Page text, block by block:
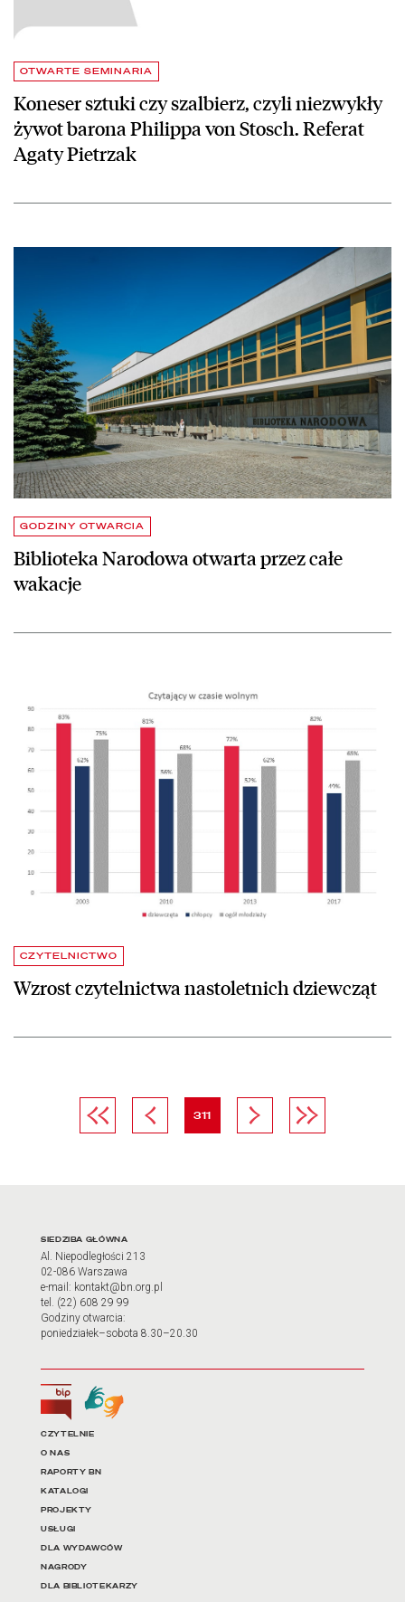
OTWARTE SEMINARIA
Koneser sztuki czy szalbierz, czyli niezwykły
żywot barona Philippa von Stosch. Referat
Agaty Pietrzak
GODZINY OTWARCIA
Biblioteka Narodowa otwarta przez całe
wakacje
czytaj więcej o Biblioteka Narodowa otwarta przez całe wakacje
CZYTELNICTWO
Wzrost czytelnictwa nastoletnich dziewcząt
Pierwsza stronaPoprzednia strona
strona
311 Następna stronaOstatnia strona
Adres oraz godziny
SIEDZIBA GŁÓWNA
Al. Niepodległości 213
02-086 Warszawa
e-mail: kontakt@bn.org.pl
tel. (22) 608 29 99
Godziny otwarcia:
poniedziałek–sobota 8.30–20.30
Biuletyn Informacji Publicznej
Tłumacz języka migowego
Linki do najważniejszych
CZYTELNIE
O NAS
RAPORTY BN
KATALOGI
PROJEKTY
USŁUGI
DLA WYDAWCÓW
NAGRODY
DLA BIBLIOTEKARZY